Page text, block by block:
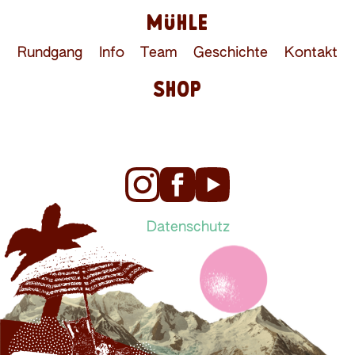
MÜHLE
Rundgang Info Team Geschichte Kontakt
SHOP
Datenschutz